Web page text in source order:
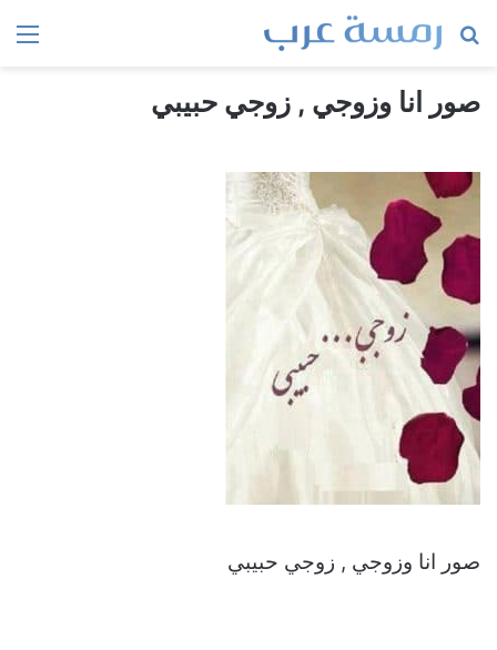
بحث
صور انا وزوجي , زوجي حبيبي
صور انا وزوجي , زوجي حبيبي